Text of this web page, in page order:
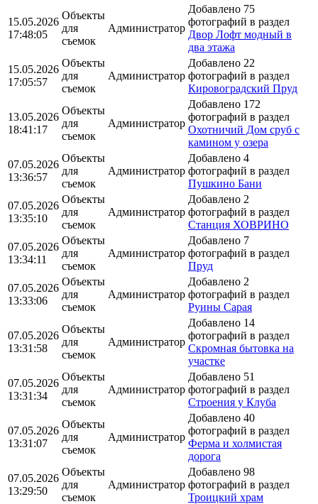
15.05.2026
17:48:05
Объекты
для
съемок
Администратор
Добавлено 75
фотографий в раздел
Двор Лофт модный в
два этажа
15.05.2026
17:05:57
Объекты
для
съемок
Администратор
Добавлено 22
фотографий в раздел
Кировоградский Пруд
13.05.2026
18:41:17
Объекты
для
съемок
Администратор
Добавлено 172
фотографий в раздел
Охотничий Дом сруб с
камином у озера
07.05.2026
13:36:57
Объекты
для
съемок
Администратор
Добавлено 4
фотографий в раздел
Пушкино Бани
07.05.2026
13:35:10
Объекты
для
съемок
Администратор
Добавлено 2
фотографий в раздел
Станция ХОВРИНО
07.05.2026
13:34:11
Объекты
для
съемок
Администратор
Добавлено 7
фотографий в раздел
Пруд
07.05.2026
13:33:06
Объекты
для
съемок
Администратор
Добавлено 2
фотографий в раздел
Руины Сарая
07.05.2026
13:31:58
Объекты
для
съемок
Администратор
Добавлено 14
фотографий в раздел
Скромная бытовка на
участке
07.05.2026
13:31:34
Объекты
для
съемок
Администратор
Добавлено 51
фотографий в раздел
Строения у Клуба
07.05.2026
13:31:07
Объекты
для
съемок
Администратор
Добавлено 40
фотографий в раздел
Ферма и холмистая
дорога
07.05.2026
13:29:50
Объекты
для
съемок
Администратор
Добавлено 98
фотографий в раздел
Троицкий храм